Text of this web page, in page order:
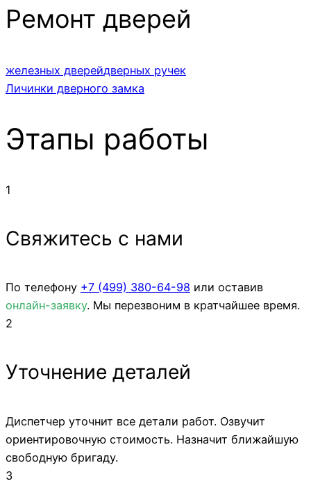
Ремонт дверей
железных дверейдверных ручек
Личинки дверного замка
Этапы работы
1
Свяжитесь с нами
По телефону +7 (499) 380-64-98 или оставив
онлайн-заявку. Мы перезвоним в кратчайшее время.
2
Уточнение деталей
Диспетчер уточнит все детали работ. Озвучит
ориентировочную стоимость. Назначит ближайшую
свободную бригаду.
3